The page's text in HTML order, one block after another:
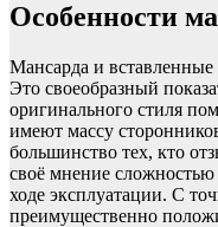
Особенности
Мансарда и
Это своеобразный
оригинального стиля
имеют массу
большинство тех, кто
своё мнение
ходе эксплуатации. С
преимущественно